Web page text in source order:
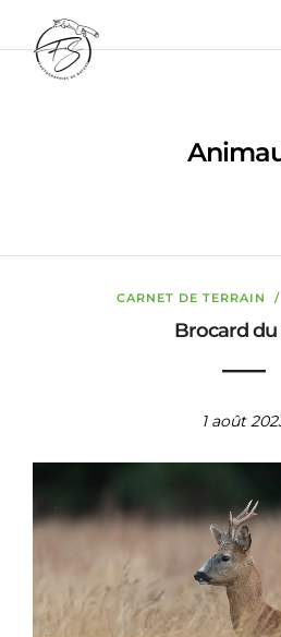
CARNET DE TERRAIN /
Brocard du
1 août